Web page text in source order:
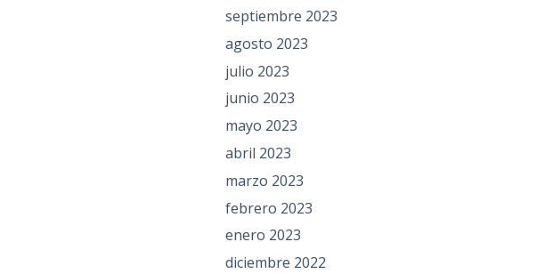
septiembre 2023
agosto 2023
julio 2023
junio 2023
mayo 2023
abril 2023
marzo 2023
febrero 2023
enero 2023
diciembre 2022